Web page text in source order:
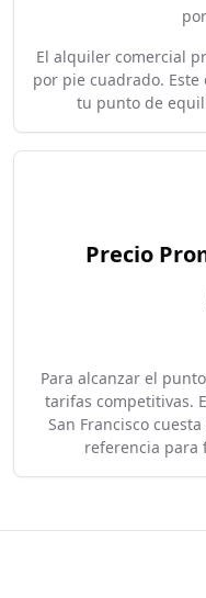
El alquiler comercial
por pie cuadrado.
tu punto de
Precio
Para alcanzar el
tarifas competitivas.
San Francisco
referencia para